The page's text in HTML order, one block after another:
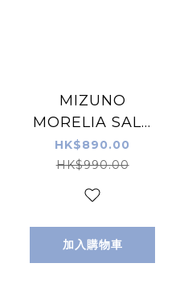
MIZUNO
MORELIA SALA
ELITE IN 室內/街
場足球鞋 白綠色
HK$890.00
HK$990.00
加入購物車